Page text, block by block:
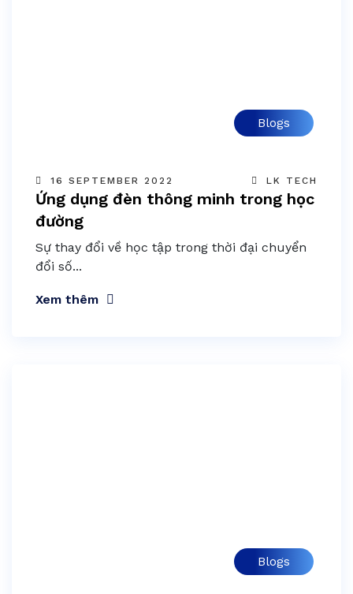
Blogs
16 SEPTEMBER 2022 LK TECH
Ứng dụng đèn thông minh trong học
đường
Sự thay đổi về học tập trong thời đại chuyển
đổi số...
Xem thêm
Blogs